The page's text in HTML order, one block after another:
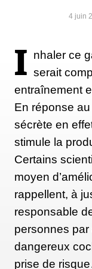
de défi ou une
Katharine
chose, notant
groupe ont lutté
grâce à cette
sentiment
le fait de se
combinaison
« de les aider à
Au fur et à
continué les
4 juin
I nhaler ce
serait
entraînement
En réponse
sécrète en
stimule la
Certains
moyen
rappellent, à
responsable
personnes par
dangereux
prise de